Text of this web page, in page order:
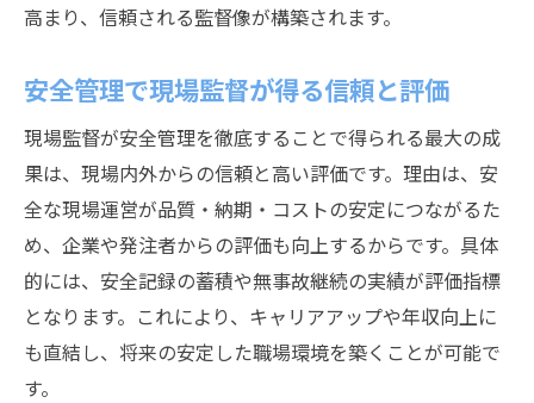
年収アップを狙う現場監督の実践事例
静岡市で現場監督として安定した未来をつかむ
現場監督が静岡市で安定就職を目指すポイ
ント
現場監督として長く働くための安全管理術
静岡市内で現場監督が選ばれる理由
現場監督が安定した職場を見極めるコツ
現場監督の将来性を支える安全意識の重要
高まり、信頼される監督像が構築されます。
安全管理で現場監督が得る信頼と評価
現場監督が安全管理を徹底することで得られる最大の成
果は、現場内外からの信頼と高い評価です。理由は、安
全な現場運営が品質・納期・コストの安定につながるた
め、企業や発注者からの評価も向上するからです。具体
的には、安全記録の蓄積や無事故継続の実績が評価指標
となります。これにより、キャリアアップや年収向上に
も直結し、将来の安定した職場環境を築くことが可能で
す。